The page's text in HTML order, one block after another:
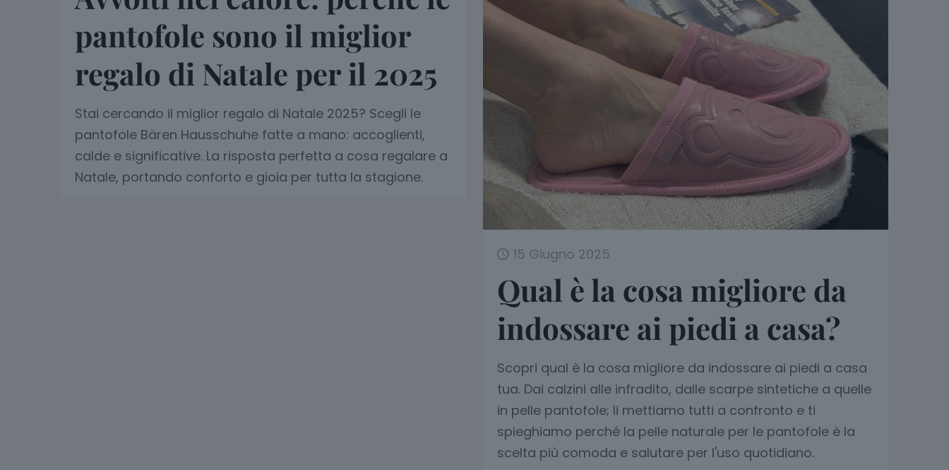
pantofole sono il miglior
regalo di Natale per il 2025
Stai cercando il miglior regalo di Natale 2025? Scegli le
pantofole Bären Hausschuhe fatte a mano: accoglienti,
calde e significative. La risposta perfetta a cosa regalare a
Natale, portando conforto e gioia per tutta la stagione.
15 Giugno 2025
Qual è la cosa migliore da
indossare ai piedi a casa?
Scopri qual è la cosa migliore da indossare ai piedi a casa
tua. Dai calzini alle infradito, dalle scarpe sintetiche a quelle
in pelle pantofole; li mettiamo tutti a confronto e ti
spieghiamo perché la pelle naturale per le pantofole è la
scelta più comoda e salutare per l'uso quotidiano.